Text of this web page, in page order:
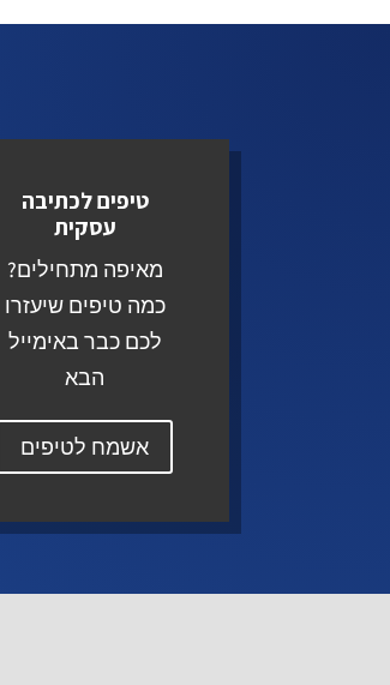
טיפים לכתיבה
עסקית
מאיפה מתחילים?
כמה טיפים שיעזרו
לכם כבר באימייל
הבא
אשמח לטיפים